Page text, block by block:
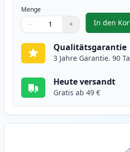
Menge
Verwenden Sie die Tasten, um
− +
1
In den,
Qualitätsgarantie
3 Jahre Garantie. 90
Heute versandt
Gratis ab 49 €